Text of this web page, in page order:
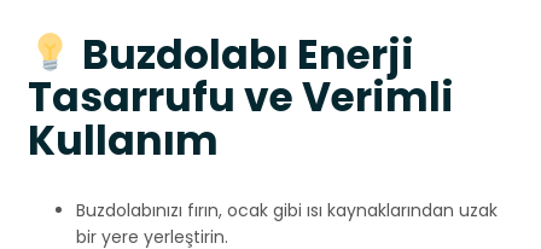
Buzdolabı Enerji
Tasarrufu ve Verimli
Kullanım
Buzdolabınızı fırın, ocak gibi ısı kaynaklarından uzak
bir yere yerleştirin.